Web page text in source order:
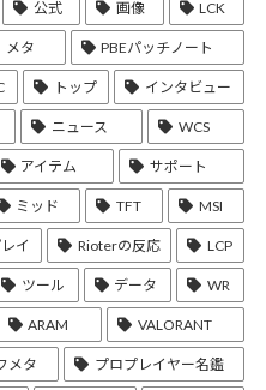
公式 画像 LCK
メタ PBEパッチノート
トップ インタビュー
ニュース WCS
アイテム サポート
ミッド TFT MSI
イ Rioterの反応 LCP
ツール データ WR
ARAM VALORANT
メタ プロプレイヤー名鑑